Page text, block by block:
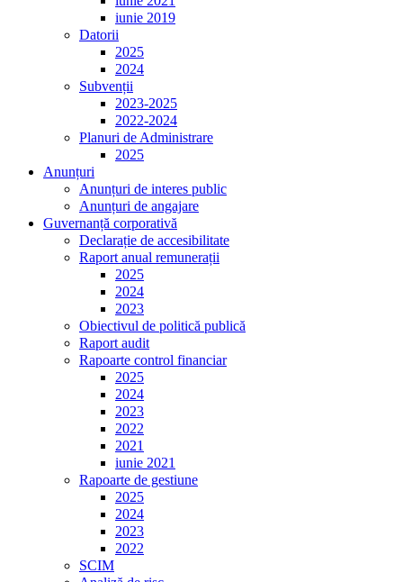
iunie 2019
Datorii
2025
2024
Subvenții
2023-2025
2022-2024
Planuri de Administrare
2025
Anunțuri
Anunțuri de interes public
Anunțuri de angajare
Guvernanță corporativă
Declarație de accesibilitate
Raport anual remunerații
2025
2024
2023
Obiectivul de politică publică
Raport audit
Rapoarte control financiar
2025
2024
2023
2022
2021
iunie 2021
Rapoarte de gestiune
2025
2024
2023
2022
SCIM